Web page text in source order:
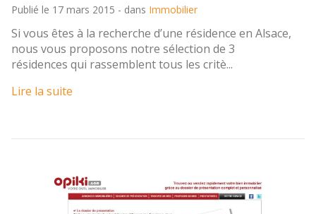
Publié le 17 mars 2015 - dans Immobilier
Si vous êtes à la recherche d’une résidence en Alsace,
nous vous proposons notre sélection de 3
résidences qui rassemblent tous les critè...
Lire la suite